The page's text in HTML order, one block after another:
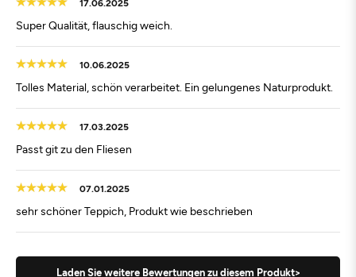
17.06.2025
Super Qualität, flauschig weich.
10.06.2025
Tolles Material, schön verarbeitet. Ein gelungenes Naturprodukt.
17.03.2025
Passt git zu den Fliesen
07.01.2025
sehr schöner Teppich, Produkt wie beschrieben
Laden Sie weitere Bewertungen zu diesem Produkt>